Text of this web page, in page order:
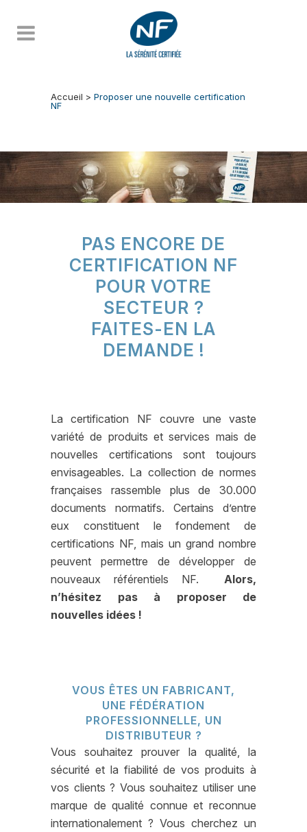
Accueil > Proposer une nouvelle certification
NF
PAS ENCORE DE
CERTIFICATION NF
POUR VOTRE
SECTEUR ?
FAITES-EN LA
DEMANDE !
La certification NF couvre une vaste
variété de produits et services mais de
nouvelles certifications sont toujours
envisageables. La collection de normes
françaises rassemble plus de 30.000
documents normatifs. Certains d’entre
eux constituent le fondement de
certifications NF, mais un grand nombre
peuvent permettre de développer de
nouveaux référentiels NF. Alors,
n’hésitez pas à proposer de
nouvelles idées !
VOUS ÊTES UN FABRICANT,
UNE FÉDÉRATION
PROFESSIONNELLE, UN
DISTRIBUTEUR ?
Vous souhaitez prouver la qualité, la
sécurité et la fiabilité de vos produits à
vos clients ? Vous souhaitez utiliser une
marque de qualité connue et reconnue
internationalement ? Vous cherchez un